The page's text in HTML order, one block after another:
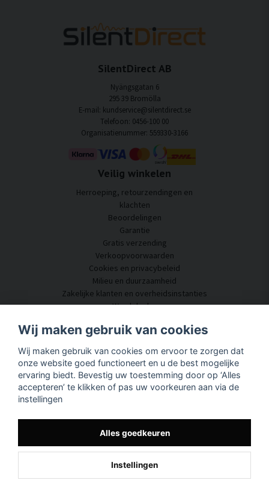
SilentDirect AB
Nyängsgatan 6
295 39 Bromölla
E-mail: kundservice@silentdirect.se
Telefoon: 0456-100 00
Organisatienummer: 559330-3166
Veilig winkelen
Herroeping, retourzendingen en
klachten
Beoordelingen
Garantie
Gratis verzending
Verkoopvoorwaarden
Cookies en privacybeleid
Milieu en duurzaamheid
Zakelijke klanten en overheidsinstanties
Word dealer
Klantenservice
Neem contact met ons op
Akoestisch advies
Montage en installatie
Vragen en antwoorden
Volg uw pakket hier
Over SilentDirect
Wij maken gebruik van cookies
Wij maken gebruik van cookies om ervoor te zorgen dat
onze website goed functioneert en u de best mogelijke
ervaring biedt. Bevestig uw toestemming door op ‘Alles
accepteren’ te klikken of pas uw voorkeuren aan via de
instellingen
Alles goedkeuren
Instellingen